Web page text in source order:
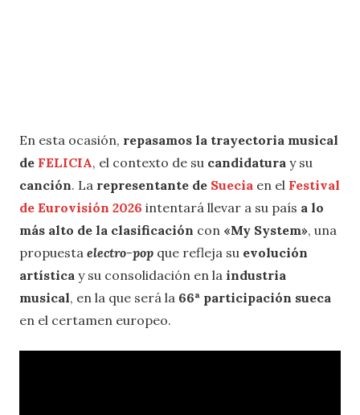
En esta ocasión, repasamos la trayectoria musical
de FELICIA, el contexto de su candidatura y su
canción. La representante de Suecia en el Festival
de Eurovisión 2026 intentará llevar a su país a lo
más alto de la clasificación con «My System», una
propuesta electro-pop que refleja su evolución
artística y su consolidación en la industria
musical, en la que será la 66ª participación sueca
en el certamen europeo.